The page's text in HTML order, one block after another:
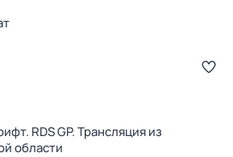
RDS GP. Трансляция из
области